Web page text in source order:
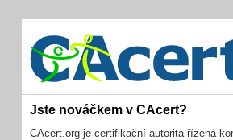
Jste nováčkem v CAcert?
CAcert.org je certifikační autorita řízená